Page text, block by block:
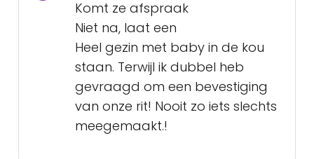
Komt ze afspraak
Niet na, laat een
Heel gezin met baby in de kou
staan. Terwijl ik dubbel heb
gevraagd om een bevestiging
van onze rit! Nooit zo iets slechts
meegemaakt.!